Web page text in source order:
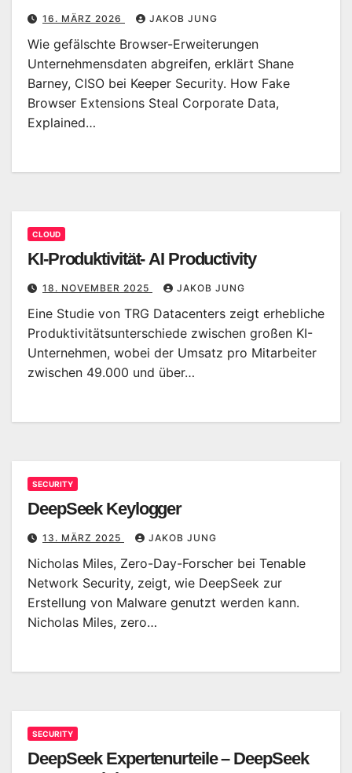
16. MÄRZ 2026 JAKOB JUNG
Wie gefälschte Browser-Erweiterungen
Unternehmensdaten abgreifen, erklärt Shane
Barney, CISO bei Keeper Security. How Fake
Browser Extensions Steal Corporate Data,
Explained…
CLOUD
KI-Produktivität- AI Productivity
18. NOVEMBER 2025 JAKOB JUNG
Eine Studie von TRG Datacenters zeigt erhebliche
Produktivitätsunterschiede zwischen großen KI-
Unternehmen, wobei der Umsatz pro Mitarbeiter
zwischen 49.000 und über…
SECURITY
DeepSeek Keylogger
13. MÄRZ 2025 JAKOB JUNG
Nicholas Miles, Zero-Day-Forscher bei Tenable
Network Security, zeigt, wie DeepSeek zur
Erstellung von Malware genutzt werden kann.
Nicholas Miles, zero…
SECURITY
DeepSeek Expertenurteile – DeepSeek